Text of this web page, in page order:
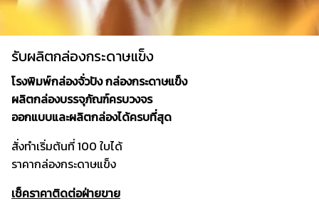
รับผลิตกล่องกระดาษแข็ง
โรงพิมพ์กล่องจั่วปัง กล่องกระดาษแข็ง
ผลิตกล่องบรรจุภัณฑ์ครบวงจร
ออกแบบและผลิตกล่องได้ครบที่สุด
สั่งทำเริ่มต้นที่ 100 ใบได้
ราคากล่องกระดาษแข็ง
เช็คราคาติดต่อฝ่ายขาย